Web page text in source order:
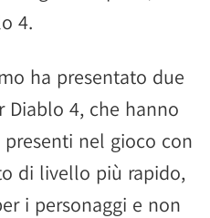
4.
ha presentato due
Diablo 4, che hanno
nel gioco con
di livello più rapido,
i personaggi e non